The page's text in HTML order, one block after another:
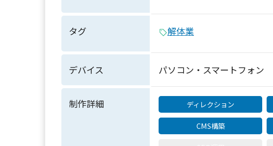
タグ 解体業
デバイス パソコン・スマートフォン
制作詳細 ディレクション
CMS構築